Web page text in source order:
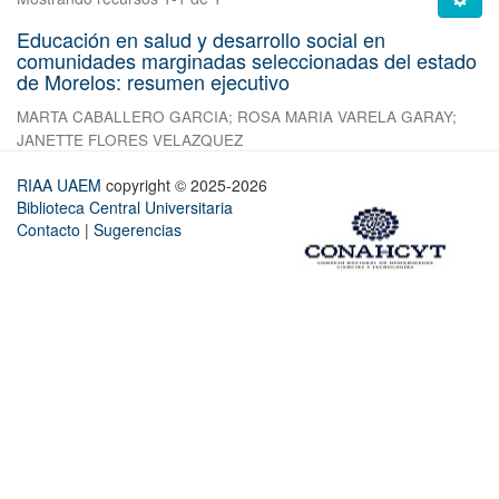
Educación en salud y desarrollo social en
comunidades marginadas seleccionadas del estado
de Morelos: resumen ejecutivo
MARTA CABALLERO GARCIA; ROSA MARIA VARELA GARAY;
JANETTE FLORES VELAZQUEZ
RIAA UAEM copyright © 2025-2026
Biblioteca Central Universitaria
Contacto | Sugerencias